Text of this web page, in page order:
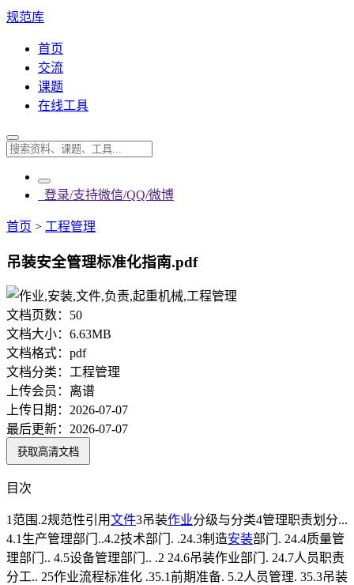
规范库
首页
交流
课题
在线工具
登录/支持微信/QQ/微博
首页 > 工程管理
吊装安全管理标准化指南.pdf
文档页数： 50
文档大小： 6.63MB
文档格式： pdf
文档分类： 工程管理
上传会员： 离谱
上传日期： 2026-07-07
最后更新： 2026-07-07
获取高清文档
目次
1范围.2规范性引用文件3吊装作业分级与分类4管理职责划分...
4.1生产管理部门..4.2技术部门. .24.3制造安装部门. 24.4质量管
理部门.. 4.5设备管理部门.. .2 24.6吊装作业部门. 24.7人员职责
分工.. 25作业流程标准化 .35.1前期准备. 5.2人员管理. 35.3吊装